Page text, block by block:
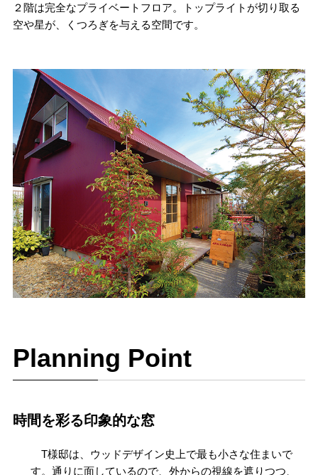
２階は完全なプライベートフロア。トップライトが切り取る
空や星が、くつろぎを与える空間です。
Planning Point
時間を彩る印象的な窓
T様邸は、ウッドデザイン史上で最も小さな住まいで
す。通りに面しているので、外からの視線を遮りつつ、